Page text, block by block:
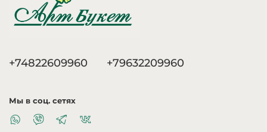
+74822609960 +79632209960
Мы в соц. сетях